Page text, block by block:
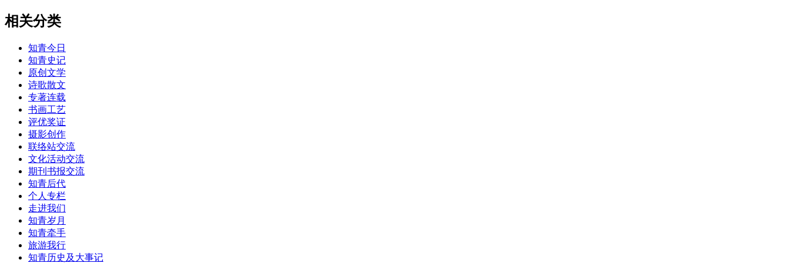
相关分类
知青今日
知青史记
原创文学
诗歌散文
专著连载
书画工艺
评优奖证
摄影创作
联络站交流
文化活动交流
期刊书报交流
知青后代
个人专栏
走进我们
知青岁月
知青牵手
旅游我行
知青历史及大事记